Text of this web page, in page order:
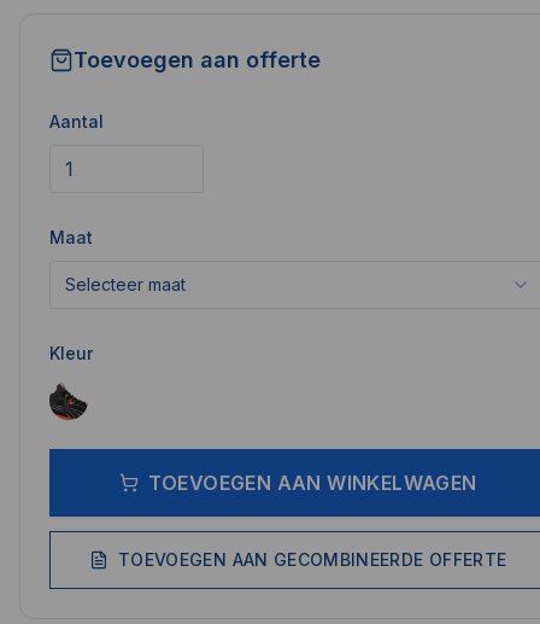
Toevoegen aan offerte
Aantal
Maat
Selecteer maat
Kleur
TOEVOEGEN AAN WINKELWAGEN
TOEVOEGEN AAN GECOMBINEERDE OFFERTE